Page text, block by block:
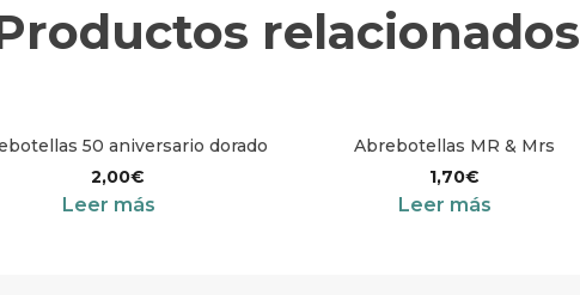
relacionados
50 aniversario dorado
2,00€
Leer más
Abrebotellas MR & Mrs
1,70€
Leer más